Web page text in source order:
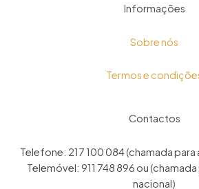
Informações
Sobre nós
Termos e
Contactos
Telefone: 217 100 084 (chamada para
Telemóvel: 911 748 896 ou
nacional)